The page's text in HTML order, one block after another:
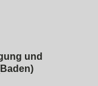
und